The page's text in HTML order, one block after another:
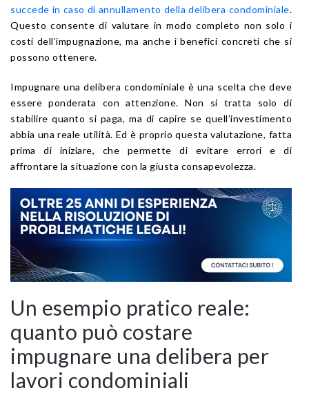
succede in caso di annullamento della delibera condominiale.
Questo consente di valutare in modo completo non solo i
costi dell’impugnazione, ma anche i benefici concreti che si
possono ottenere.
Impugnare una delibera condominiale è una scelta che deve
essere ponderata con attenzione. Non si tratta solo di
stabilire quanto si paga, ma di capire se quell’investimento
abbia una reale utilità. Ed è proprio questa valutazione, fatta
prima di iniziare, che permette di evitare errori e di
affrontare la situazione con la giusta consapevolezza.
Un esempio pratico reale:
quanto può costare
impugnare una delibera per
lavori condominiali